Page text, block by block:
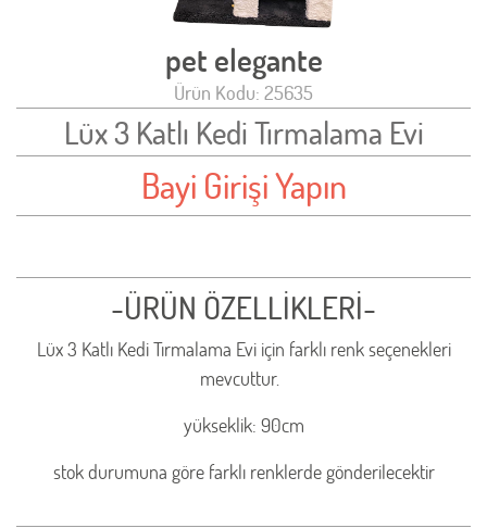
pet elegante
Ürün Kodu: 25635
Lüx 3 Katlı Kedi Tırmalama Evi
Bayi Girişi Yapın
-ÜRÜN ÖZELLİKLERİ-
Lüx 3 Katlı Kedi Tırmalama Evi için farklı renk seçenekleri
mevcuttur.
yükseklik: 90cm
stok durumuna göre farklı renklerde gönderilecektir